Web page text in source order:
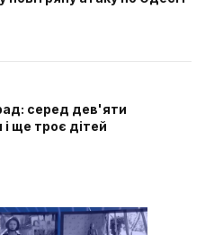
серед дев'яти
ще троє дітей